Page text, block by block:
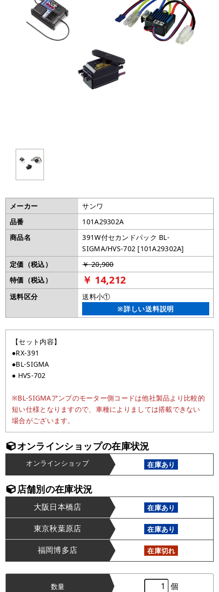
メーカー
サンワ
品番
101A29302A
商品名
391W付セカンドパック BL-
SIGMA/HVS-702 [101A29302A]
定価（税込）
￥ 20,900
特価（税込）
￥ 14,212
送料区分
送料小①
※詳しい送料説明
【セット内容】
●RX-391
●BL-SIGMA
● HVS-702
※BL-SIGMAアンプのモーター側コードは他社製品より比較的
短い仕様となりますので、車種によりましては搭載できない
場合がございます。
オンラインショップの在庫状況
オンラインショップ 在庫あり
店舗別の在庫状況
大阪日本橋店 在庫あり
東京秋葉原店 在庫あり
福岡博多店 在庫切れ
数量 個